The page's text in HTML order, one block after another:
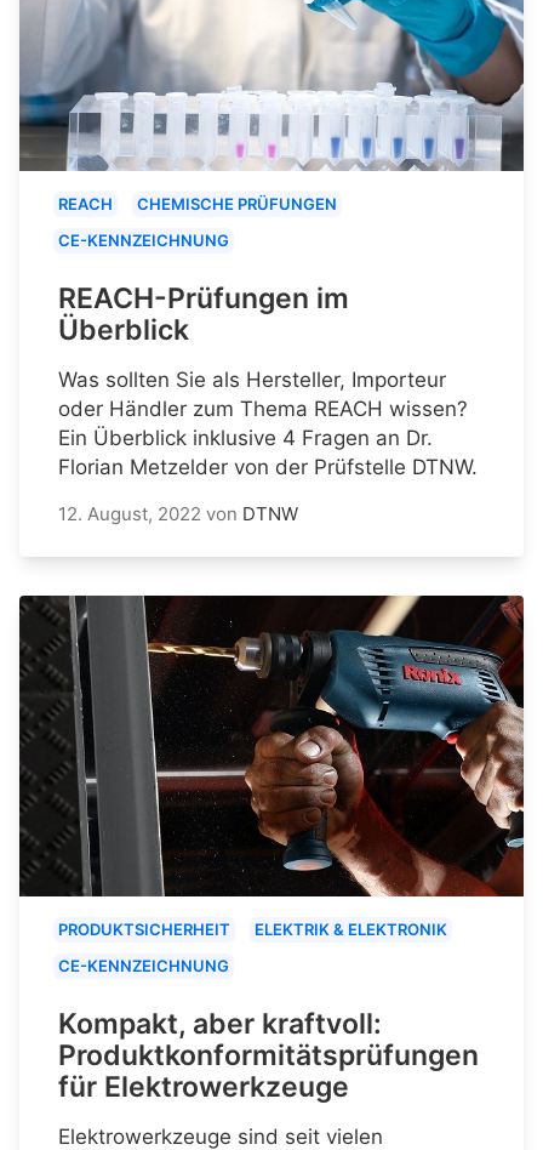
REACH
CHEMISCHE PRÜFUNGEN
CE-KENNZEICHNUNG
REACH-Prüfungen im
Überblick
Was sollten Sie als Hersteller, Importeur
oder Händler zum Thema REACH wissen?
Ein Überblick inklusive 4 Fragen an Dr.
Florian Metzelder von der Prüfstelle DTNW.
12. August, 2022 von DTNW
PRODUKTSICHERHEIT
ELEKTRIK & ELEKTRONIK
CE-KENNZEICHNUNG
Kompakt, aber kraftvoll:
Produktkonformitätsprüfungen
für Elektrowerkzeuge
Elektrowerkzeuge sind seit vielen